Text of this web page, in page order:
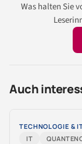
Was halten Sie
Auch
TECHNOLOGIE &
IT